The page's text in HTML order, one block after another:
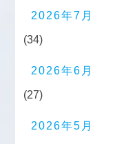
2026年7月
(34)
2026年6月
(27)
2026年5月